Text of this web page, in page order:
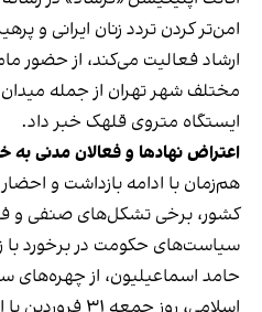
امن‌تر کردن تردد زنان ایرانی و
ارشاد فعالیت می‌کند، از حضور
مختلف شهر تهران از جمله
ایستگاه متروی قلهک خبر داد.
اعتراض نهادها و فعالان مدنی
هم‌زمان با ادامه بازداشت و
کشور، برخی تشکل‌های صنفی و
سیاست‌های حکومت در برخورد با
حامد اسماعیلیون، از